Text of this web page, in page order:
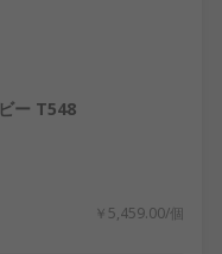
ー T548
￥5,459.00/個